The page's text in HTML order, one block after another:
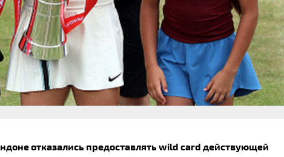
отказались предоставлять wild card действующей